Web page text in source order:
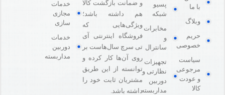
با ما
وبلاگ
حریم
خصوصی
سیاست
مرجوعی
و عودت
کالا
پسیو
شبکه
مخابرات
و
سانترال
تجهیزات
نظارتی و
دوربین
مداربسته
و ضمانت بازگشت کالا
هم داشته باشد؛
ویژگی‌هایی که
فروشگاه اینترنتی آی
تی سرچ سال‌هاست بر
روی آن‌ها کار کرده و
توانسته از این طریق
مشتریان ثابت خود را
داشته باشد.
خدمات
مجازی
سازی
خدمات
دوربین
مداربسته